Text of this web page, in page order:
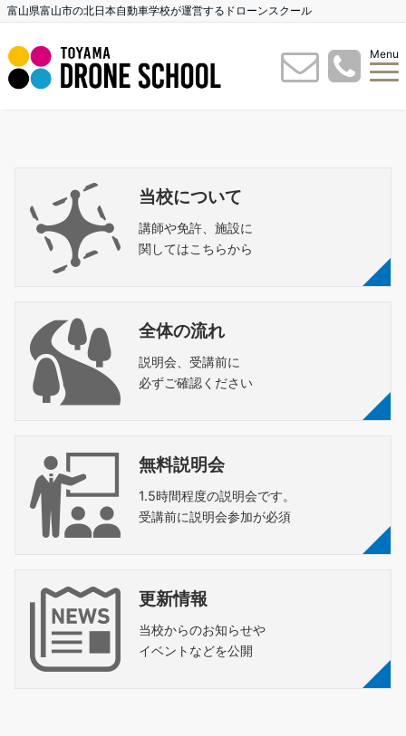
富山県富山市の北日本自動車学校が運営するドローンスクール
Menu
当校について
講師や免許、施設に
関してはこちらから
全体の流れ
説明会、受講前に
必ずご確認ください
無料説明会
1.5時間程度の説明会です。
受講前に説明会参加が必須
更新情報
当校からのお知らせや
イベントなどを公開